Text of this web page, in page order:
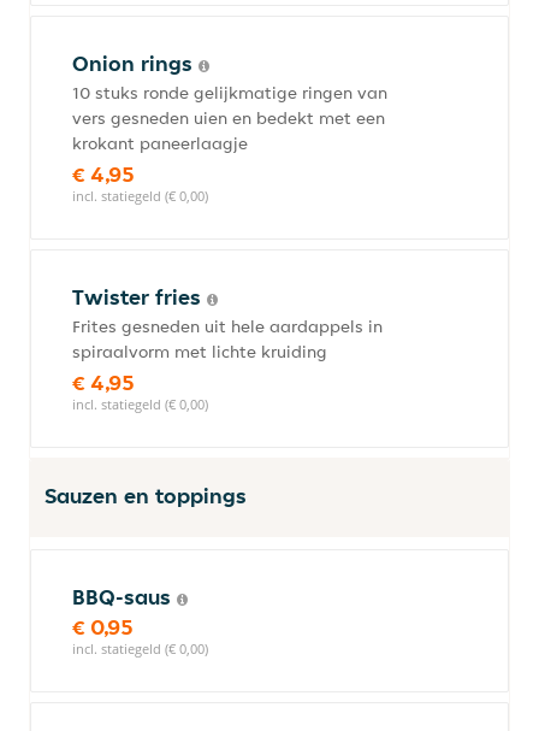
Onion rings
10 stuks ronde gelijkmatige ringen van
vers gesneden uien en bedekt met een
krokant paneerlaagje
€ 4,95
incl. statiegeld (€ 0,00)
Twister fries
Frites gesneden uit hele aardappels in
spiraalvorm met lichte kruiding
€ 4,95
incl. statiegeld (€ 0,00)
Sauzen en toppings
BBQ-saus
€ 0,95
incl. statiegeld (€ 0,00)